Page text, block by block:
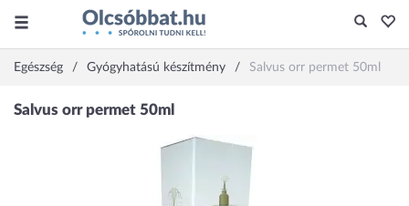
Egészség Gyógyhatású készítmény Salvus orr permet 50ml